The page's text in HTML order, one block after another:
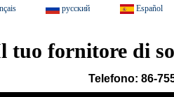
русский Español
tuo fornitore di
Telefono: 86-